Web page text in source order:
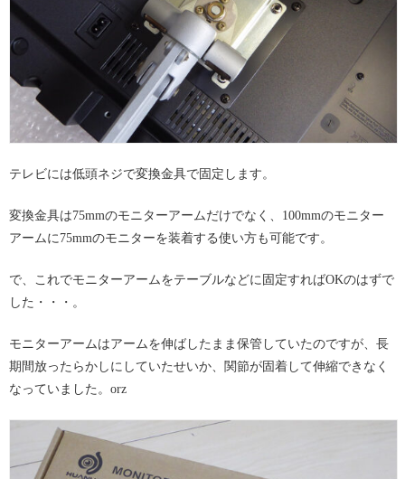
テレビには低頭ネジで変換金具で固定します。
変換金具は75mmのモニターアームだけでなく、100mmのモニター
アームに75mmのモニターを装着する使い方も可能です。
で、これでモニターアームをテーブルなどに固定すればOKのはずで
した・・・。
モニターアームはアームを伸ばしたまま保管していたのですが、長
期間放ったらかしにしていたせいか、関節が固着して伸縮できなく
なっていました。orz